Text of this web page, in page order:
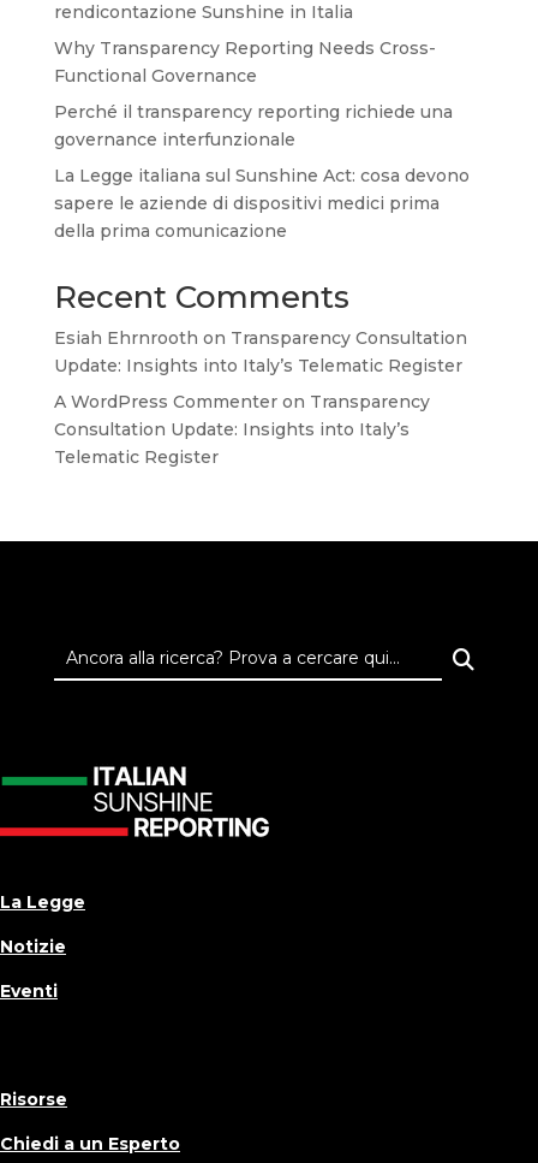
rendicontazione Sunshine in Italia
Why Transparency Reporting Needs Cross-
Functional Governance
Perché il transparency reporting richiede una
governance interfunzionale
La Legge italiana sul Sunshine Act: cosa devono
sapere le aziende di dispositivi medici prima
della prima comunicazione
Recent Comments
Esiah Ehrnrooth on Transparency Consultation
Update: Insights into Italy’s Telematic Register
A WordPress Commenteron Transparency
Consultation Update: Insights into Italy’s
Telematic Register
La Legge
Notizie
Eventi
Risorse
Chiedi a un Esperto